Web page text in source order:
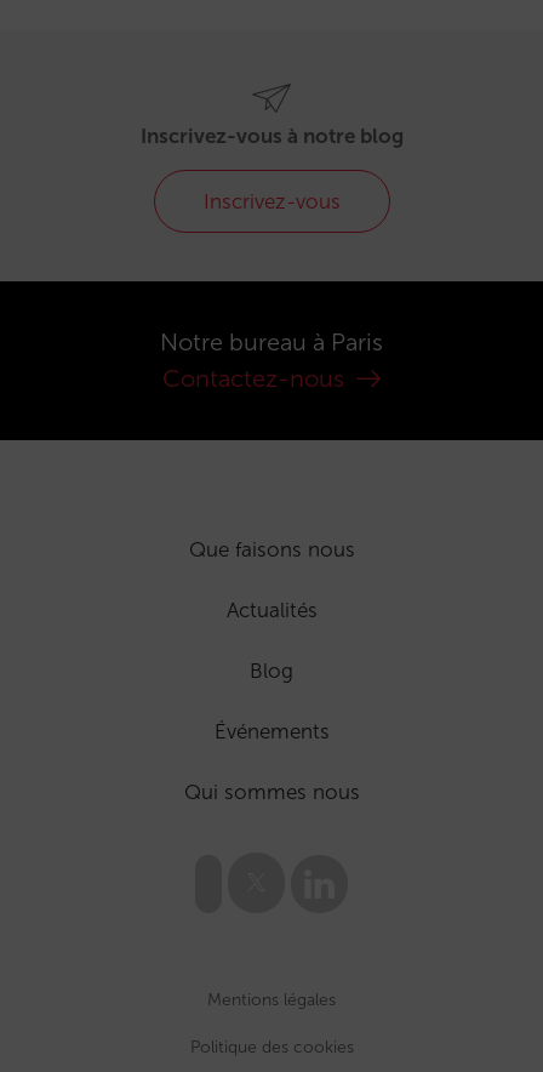
Inscrivez-vous à notre blog
Inscrivez-vous
Notre bureau à Paris
Contactez-nous
Que faisons nous
Actualités
Blog
Événements
Qui sommes nous
Mentions légales
Politique des cookies